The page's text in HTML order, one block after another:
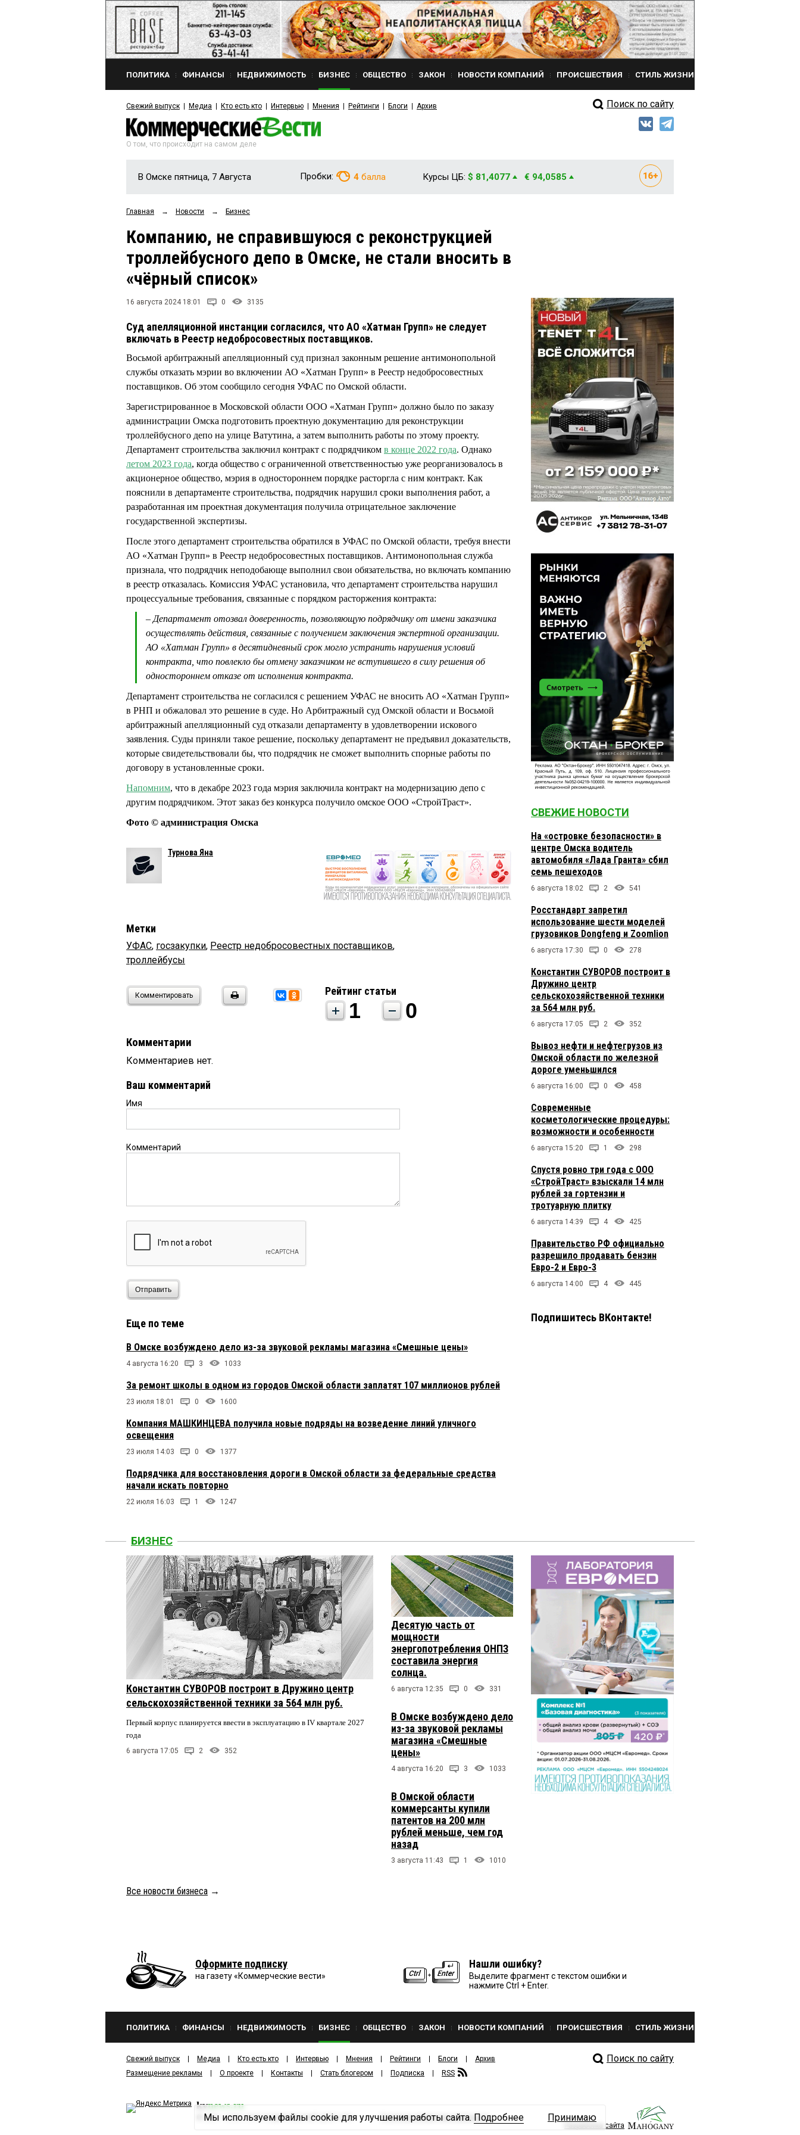
ПОЛИТИКА ФИНАНСЫ НЕДВИЖИМОСТЬ БИЗНЕС ОБЩЕСТВО ЗАКОН НОВОСТИ КОМПАНИЙ ПРОИСШЕСТВИЯ СТИЛЬ ЖИЗНИ
Свежий выпуск Медиа Кто есть кто Интервью Мнения Рейтинги Блоги Архив Поиск по сайту
О том, что происходит на самом деле
В Омске пятница, 7 Августа Пробки: 4 балла Курсы ЦБ: $ 81,4077 € 94,0585
Главная → Новости → Бизнес
Компанию, не справившуюся с реконструкцией
троллейбусного депо в Омске, не стали вносить в
«чёрный список»
16 августа 2024 18:01 0 3135
Суд апелляционной инстанции согласился, что АО «Хатман Групп» не следует
включать в Реестр недобросовестных поставщиков.
Восьмой арбитражный апелляционный суд признал законным решение антимонопольной
службы отказать мэрии во включении АО «Хатман Групп» в Реестр недобросовестных
поставщиков. Об этом сообщило сегодня УФАС по Омской области.
Зарегистрированное в Московской области ООО «Хатман Групп» должно было по заказу
администрации Омска подготовить проектную документацию для реконструкции
троллейбусного депо на улице Ватутина, а затем выполнить работы по этому проекту.
Департамент строительства заключил контракт с подрядчиком в конце 2022 года. Однако
летом 2023 года, когда общество с ограниченной ответственностью уже реорганизовалось в
акционерное общество, мэрия в одностороннем порядке расторгла с ним контракт. Как
пояснили в департаменте строительства, подрядчик нарушил сроки выполнения работ, а
разработанная им проектная документация получила отрицательное заключение
государственной экспертизы.
После этого департамент строительства обратился в УФАС по Омской области, требуя внести
АО «Хатман Групп» в Реестр недобросовестных поставщиков. Антимонопольная служба
признала, что подрядчик неподобающе выполнил свои обязательства, но включать компанию
в реестр отказалась. Комиссия УФАС установила, что департамент строительства нарушил
процессуальные требования, связанные с порядком расторжения контракта:
– Департамент отозвал доверенность, позволяющую подрядчику от имени заказчика
осуществлять действия, связанные с получением заключения экспертной организации.
АО «Хатман Групп» в десятидневный срок могло устранить нарушения условий
контракта, что повлекло бы отмену заказчиком не вступившего в силу решения об
одностороннем отказе от исполнения контракта.
Департамент строительства не согласился с решением УФАС не вносить АО «Хатман Групп»
в РНП и обжаловал это решение в суде. Но Арбитражный суд Омской области и Восьмой
арбитражный апелляционный суд отказали департаменту в удовлетворении искового
заявления. Суды приняли такое решение, поскольку департамент не предъявил доказательств,
которые свидетельствовали бы, что подрядчик не сможет выполнить спорные работы по
договору в установленные сроки.
Напомним, что в декабре 2023 года мэрия заключила контракт на модернизацию депо с
другим подрядчиком. Этот заказ без конкурса получило омское ООО «СтройТраст».
Фото © администрация Омска
Турнова Яна
Метки
УФАС, госзакупки, Реестр недобросовестных поставщиков,
троллейбусы
Комментировать Рейтинг статьи
1 0
Комментарии
Комментариев нет.
Ваш комментарий
Имя
Комментарий
Отправить
Еще по теме
В Омске возбуждено дело из-за звуковой рекламы магазина «Смешные цены»
4 августа 16:20 3 1033
За ремонт школы в одном из городов Омской области заплатят 107 миллионов рублей
23 июля 18:01 0 1600
Компания МАШКИНЦЕВА получила новые подряды на возведение линий уличного
освещения
23 июля 14:03 0 1377
Подрядчика для восстановления дороги в Омской области за федеральные средства
начали искать повторно
22 июля 16:03 1 1247
СВЕЖИЕ НОВОСТИ
На «островке безопасности» в
центре Омска водитель
автомобиля «Лада Гранта» сбил
семь пешеходов
6 августа 18:02 2 541
Росстандарт запретил
использование шести моделей
грузовиков Dongfeng и Zoomlion
6 августа 17:30 0 278
Константин СУВОРОВ построит в
Дружино центр
сельскохозяйственной техники
за 564 млн руб.
6 августа 17:05 2 352
Вывоз нефти и нефтегрузов из
Омской области по железной
дороге уменьшился
6 августа 16:00 0 458
Современные
косметологические процедуры:
возможности и особенности
6 августа 15:20 1 298
Спустя ровно три года с ООО
«СтройТраст» взыскали 14 млн
рублей за гортензии и
тротуарную плитку
6 августа 14:39 4 425
Правительство РФ официально
разрешило продавать бензин
Евро-2 и Евро-3
6 августа 14:00 4 445
Подпишитесь ВКонтакте!
БИЗНЕС
Константин СУВОРОВ построит в Дружино центр
сельскохозяйственной техники за 564 млн руб.
Первый корпус планируется ввести в эксплуатацию в IV квартале 2027
года
6 августа 17:05 2 352
Десятую часть от
мощности
энергопотребления ОНПЗ
составила энергия
солнца.
6 августа 12:35 0 331
В Омске возбуждено дело
из-за звуковой рекламы
магазина «Смешные
цены»
4 августа 16:20 3 1033
В Омской области
коммерсанты купили
патентов на 200 млн
рублей меньше, чем год
назад
3 августа 11:43 1 1010
Все новости бизнеса →
Оформите подписку
на газету «Коммерческие вести»
Нашли ошибку?
Выделите фрагмент с текстом ошибки и
нажмите Ctrl + Enter.
ПОЛИТИКА ФИНАНСЫ НЕДВИЖИМОСТЬ БИЗНЕС ОБЩЕСТВО ЗАКОН НОВОСТИ КОМПАНИЙ ПРОИСШЕСТВИЯ СТИЛЬ ЖИЗНИ
Свежий выпуск Медиа Кто есть кто Интервью Мнения Рейтинги Блоги
Архив
Размещение рекламы
О проекте Контакты Стать блогером Подписка RSS
Поиск по сайту
kvnews.ru
2001—2026ООО ИЗДАТЕЛЬСКИЙ ДОМ «КВ».
Политика конфиденциальности
Разработка сайта
Мы используем файлы cookie для улучшения работы сайта. Подробнее Принимаю